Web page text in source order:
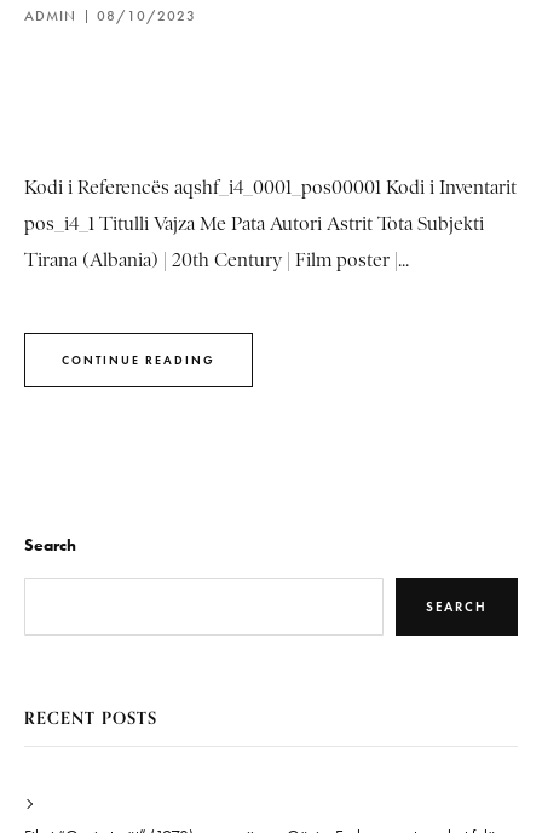
ADMIN 08/10/2023
Kodi i Referencës aqshf_i4_0001_pos00001 Kodi i Inventarit
pos_i4_1 Titulli Vajza Me Pata Autori Astrit Tota Subjekti
Tirana (Albania) | 20th Century | Film poster |...
CONTINUE READING
Search
SEARCH
RECENT POSTS